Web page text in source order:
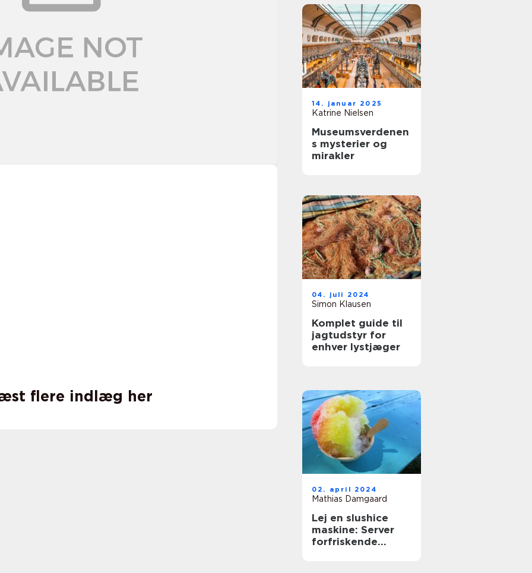
flere indlæg her
14. januar 2025
Katrine Nielsen
Museumsverdenen
s mysterier og
mirakler
04. juli 2024
Simon Klausen
Komplet guide til
jagtudstyr for
enhver lystjæger
02. april 2024
Mathias Damgaard
Lej en slushice
maskine: Server
forfriskende